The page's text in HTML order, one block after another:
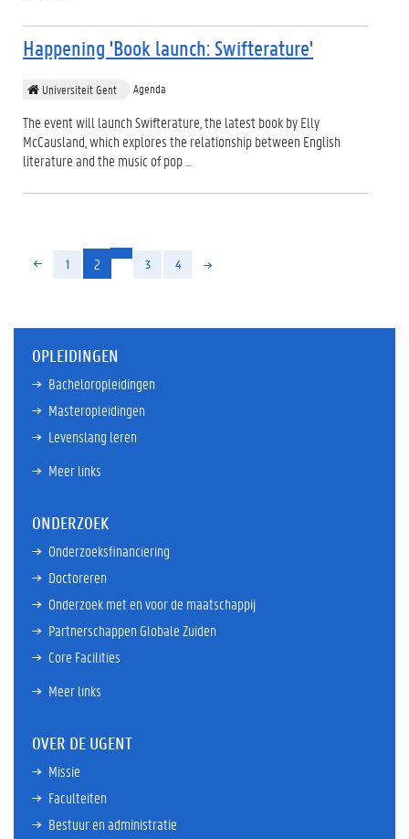
Happening 'Book launch: Swifterature'
Universiteit Gent Agenda
The event will launch Swifterature, the latest book by Elly
McCausland, which explores the relationship between English
literature and the music of pop ...
1 2 (huidige)
3 4
OPLEIDINGEN
Bacheloropleidingen
Masteropleidingen
Levenslang leren
Meer links
ONDERZOEK
Onderzoeksfinanciering
Doctoreren
Onderzoek met en voor de maatschappij
Partnerschappen Globale Zuiden
Core Facilities
Meer links
OVER DE UGENT
Missie
Faculteiten
Bestuur en administratie